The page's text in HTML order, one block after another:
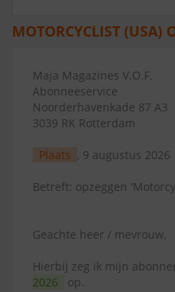
MOTORCYCLIST (USA)
Maja Magazines V.O.F.
Abonneeservice
Noorderhavenkade 87 A3
3039 RK Rotterdam
Plaats , 9 augustus 2026
Betreft: opzeggen
Geachte heer / mevrouw,
Hierbij zeg ik mijn
2026
op.